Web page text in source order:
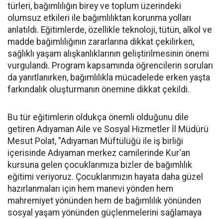
türleri, bağımlılığın birey ve toplum üzerindeki
olumsuz etkileri ile bağımlılıktan korunma yolları
anlatıldı. Eğitimlerde, özellikle teknoloji, tütün, alkol ve
madde bağımlılığının zararlarına dikkat çekilirken,
sağlıklı yaşam alışkanlıklarının geliştirilmesinin önemi
vurgulandı. Program kapsamında öğrencilerin soruları
da yanıtlanırken, bağımlılıkla mücadelede erken yaşta
farkındalık oluşturmanın önemine dikkat çekildi.
Bu tür eğitimlerin oldukça önemli olduğunu dile
getiren Adıyaman Aile ve Sosyal Hizmetler İl Müdürü
Mesut Polat, "Adıyaman Müftülüğü ile iş birliği
içerisinde Adıyaman merkez camilerinde Kur'an
kursuna gelen çocuklarımıza bizler de bağımlılık
eğitimi veriyoruz. Çocuklarımızın hayata daha güzel
hazırlanmaları için hem manevi yönden hem
mahremiyet yönünden hem de bağımlılık yönünden
sosyal yaşam yönünden güçlenmelerini sağlamaya